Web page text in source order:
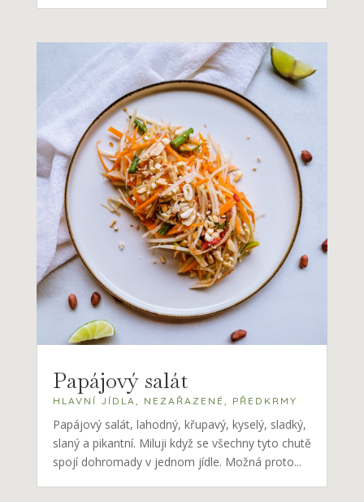
Papájový salát
HLAVNÍ JÍDLA, NEZAŘAZENÉ , PŘEDKRMY
Papájový salát, lahodný, křupavý, kyselý, sladký,
slaný a pikantní. Miluji když se všechny tyto chutě
spojí dohromady v jednom jídle. Možná proto...